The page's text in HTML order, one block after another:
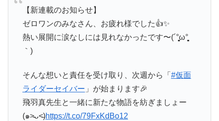
【新連載のお知らせ】
ゼロワンのみなさん、お疲れ様でした👍✨
熱い展開に涙なしには見れなかったです〜(´°̥̥̥̥̥̥̥̥ω°̥̥̥̥̥̥̥̥
｀)
そんな想いと責任を受け取り、次週から「 #仮面
ライダーセイバー 」が始まります🎉
飛羽真先生と一緒に新たな物語を紡ぎましょー
(๑˃̵ᴗ˂̵)https://t.co/79FxKdBo12